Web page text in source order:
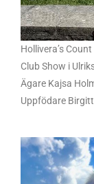
Hollivera’s
Club Show i
Ägare Kajsa
Uppfödare